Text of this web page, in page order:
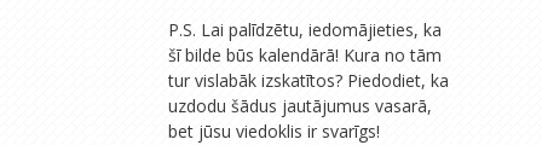
P.S. Lai palīdzētu, iedomājieties, ka
šī bilde būs kalendārā! Kura no tām
tur vislabāk izskatītos? Piedodiet, ka
uzdodu šādus jautājumus vasarā,
bet jūsu viedoklis ir svarīgs!